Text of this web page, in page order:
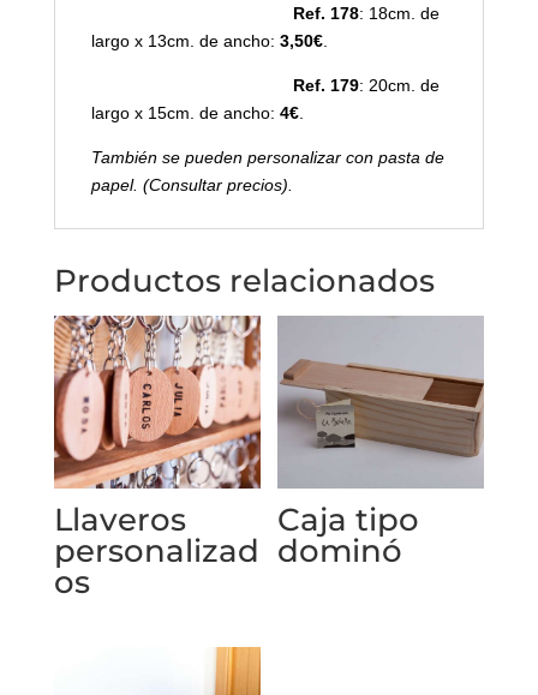
Ref. 178: 18cm. de
largo x 13cm. de ancho: 3,50€.
Ref. 179: 20cm. de
largo x 15cm. de ancho: 4€.
También se pueden personalizar con pasta de
papel. (Consultar precios).
Productos relacionados
Llaveros
personalizad
os
Caja tipo
dominó